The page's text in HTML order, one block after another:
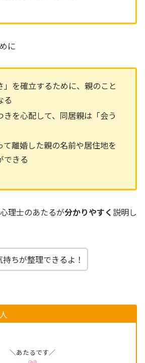
に
」を確立するために、親のこと
る
きを心配して、同居親は「会う
て離婚した親の名前や居住地を
できる
理士のあたるが分かりやすく 説明し
ちが整理できるよ！
＼あたるです／